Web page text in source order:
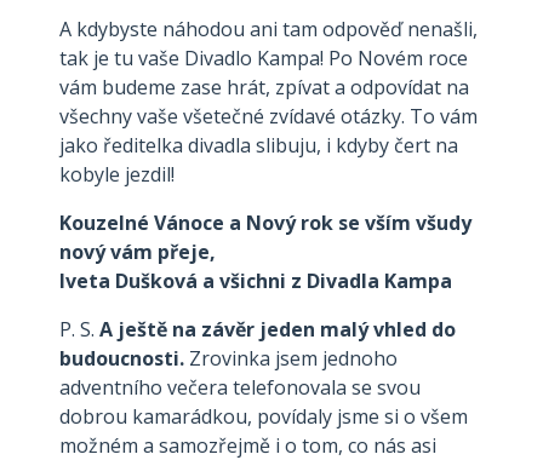
A kdybyste náhodou ani tam odpověď nenašli,
tak je tu vaše Divadlo Kampa! Po Novém roce
vám budeme zase hrát, zpívat a odpovídat na
všechny vaše všetečné zvídavé otázky. To vám
jako ředitelka divadla slibuju, i kdyby čert na
kobyle jezdil!
Kouzelné Vánoce a Nový rok se vším všudy
nový vám přeje,
Iveta Dušková a všichni z Divadla Kampa
P. S.A ještě na závěr jeden malý vhled do
budoucnosti. Zrovinka jsem jednoho
adventního večera telefonovala se svou
dobrou kamarádkou, povídaly jsme si o všem
možném a samozřejmě i o tom, co nás asi